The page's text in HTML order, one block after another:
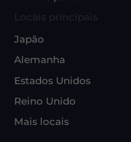
Locais principais
Japão
Alemanha
Estados Unidos
Reino Unido
Mais locais